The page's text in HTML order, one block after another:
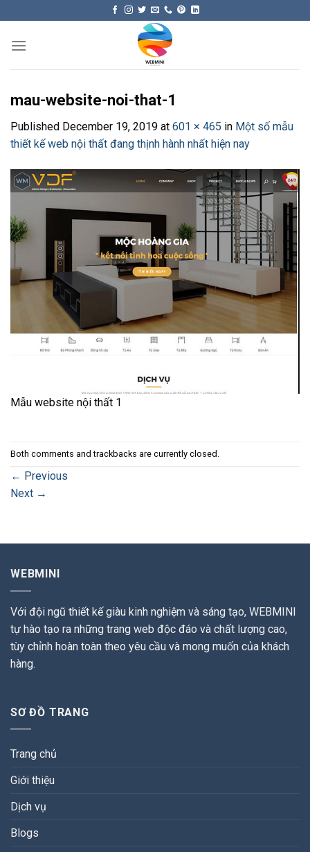
content
mau-website-noi-that-1
Published December 19, 2019 at 601 × 465 in Một số mẫu
thiết kế web nội thất đang thịnh hành nhất hiện nay
Mẫu website nội thất 1
Both comments and trackbacks are currently closed.
← Previous
Next →
WEBMINI
Với đội ngũ thiết kế giàu kinh nghiệm và sáng tạo, WEBMINI
tự hào tạo ra những trang web độc đáo và chất lượng cao,
tùy chỉnh hoàn toàn theo yêu cầu và mong muốn của khách
hàng.
SƠ ĐỒ TRANG
Trang chủ
Giới thiệu
Dịch vụ
Blogs